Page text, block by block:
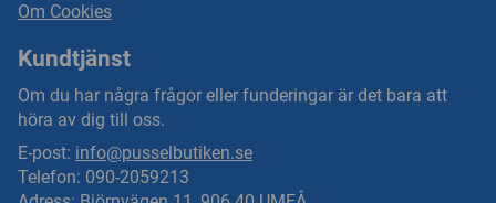
Om Cookies
Kundtjänst
Om du har några frågor eller funderingar är det bara att
höra av dig till oss.
E-post: info@pusselbutiken.se
Telefon: 090-2059213